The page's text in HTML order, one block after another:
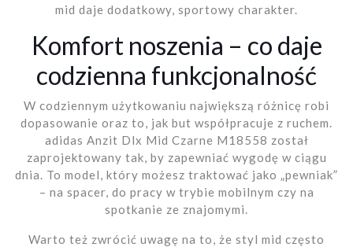
mid daje dodatkowy, sportowy charakter.
Komfort noszenia – co daje
codzienna funkcjonalność
W codziennym użytkowaniu największą różnicę robi
dopasowanie oraz to, jak but współpracuje z ruchem.
adidas Anzit Dlx Mid Czarne M18558 został
zaprojektowany tak, by zapewniać wygodę w ciągu
dnia. To model, który możesz traktować jako „pewniak”
– na spacer, do pracy w trybie mobilnym czy na
spotkanie ze znajomymi.
Warto też zwrócić uwagę na to, że styl mid często